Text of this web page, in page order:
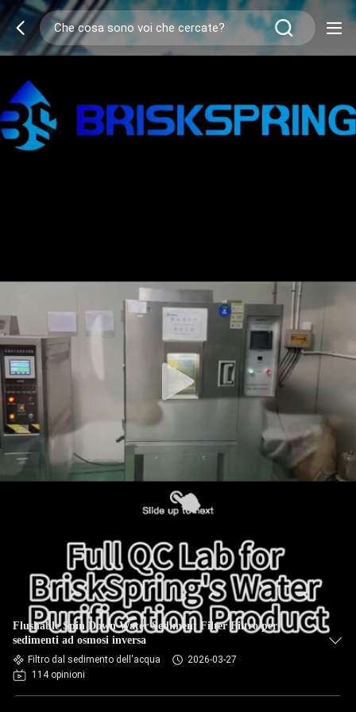
Flushable Spin Down Water Sediment Filter Filtro per
sedimenti ad osmosi inversa
Filtro dal sedimento dell'acqua
2026-03-27
114 opinioni